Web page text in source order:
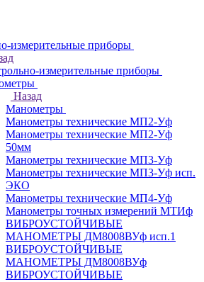
измерительные приборы
измерительные приборы
Назад
Манометры
Манометры технические МП2-Уф
Манометры технические МП2-Уф
50мм
Манометры технические МП3-Уф
Манометры технические МП3-Уф исп.
ЭКО
Манометры технические МП4-Уф
Манометры точных измерений МТИф
ВИБРОУСТОЙЧИВЫЕ
МАНОМЕТРЫ ДМ8008ВУф исп.1
ВИБРОУСТОЙЧИВЫЕ
МАНОМЕТРЫ ДМ8008ВУф
ВИБРОУСТОЙЧИВЫЕ